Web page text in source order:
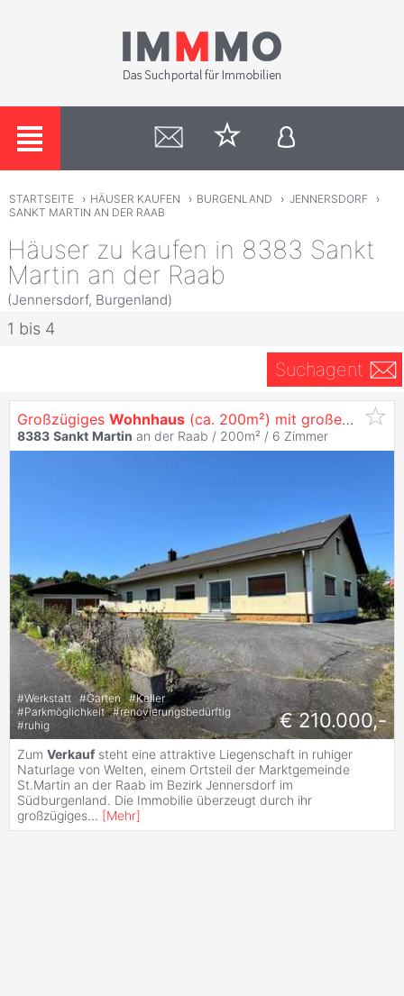
STARTSEITE › HÄUSER KAUFEN › BURGENLAND › JENNERSDORF
›
SANKT MARTIN AN DER RAAB
Häuser zu kaufen in 8383 Sankt
Martin an der Raab
(Jennersdorf, Burgenland)
1 bis 4
Suchagent
Großzügiges Wohnhaus (ca. 200m²) mit großem Garten, Garage und Nebengebäude in Welten - St. Martin
8383 Sankt Martin an der Raab / 200m² / 6 Zimmer
#Werkstatt #Garten #Keller
#Parkmöglichkeit #renovierungsbedürftig
#ruhig € 210.000,-
Zum Verkauf steht eine attraktive Liegenschaft in ruhiger
Naturlage von Welten, einem Ortsteil der Marktgemeinde
St.Martin an der Raab im Bezirk Jennersdorf im
Südburgenland. Die Immobilie überzeugt durch ihr
großzügiges... [Mehr]